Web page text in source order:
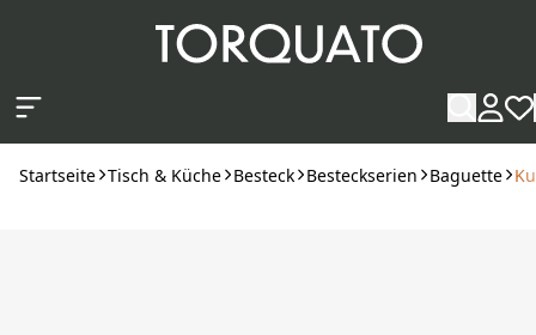
Startseite Tisch & Küche Besteck Besteckserien Baguette